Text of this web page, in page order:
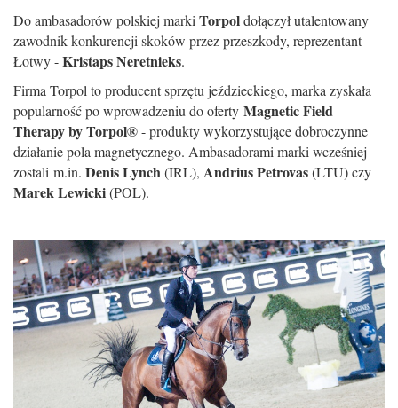
Do ambasadorów polskiej marki Torpoldołączył utalentowany
zawodnik konkurencji skoków przez przeszkody, reprezentant
Łotwy -Kristaps Neretnieks.
Firma Torpol to producent sprzętu jeździeckiego, marka zyskała
popularność po wprowadzeniu do oferty Magnetic Field
Therapy by Torpol®- produkty wykorzystujące dobroczynne
działanie pola magnetycznego. Ambasadorami marki wcześniej
zostali m.in. Denis Lynch(IRL), Andrius Petrovas(LTU) czy
Marek Lewicki(POL).